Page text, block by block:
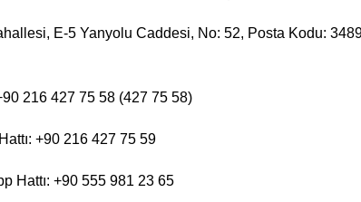
E-5 Yanyolu Caddesi, No: 52, Posta Kodu:
216 427 75 58 (427 75 58)
+90 216 427 75 59
Hattı: +90 555 981 23 65